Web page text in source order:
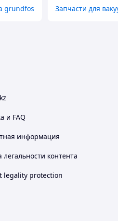
grundfos Запчасти для
и FAQ
информация
контента
legality protection